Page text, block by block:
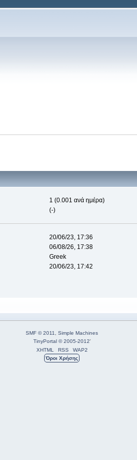
1 (0.001 ανά ημέρα)
(-)
20/06/23, 17:36
06/08/26, 17:38
Greek
20/06/23, 17:42
SMF © 2011, Simple Machines
TinyPortal © 2005-2012'
XHTML
RSS
WAP2
Όροι Χρήσης